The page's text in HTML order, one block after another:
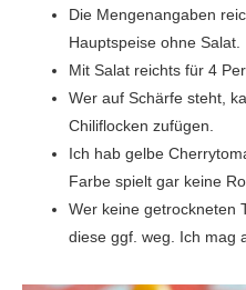
Die Mengenangaben
Hauptspeise ohne Salat.
Mit Salat reichts für 4
Wer auf Schärfe steht,
Chiliflocken zufügen.
Ich hab gelbe
Farbe spielt gar keine
Wer keine getrockneten
diese ggf. weg. Ich mag